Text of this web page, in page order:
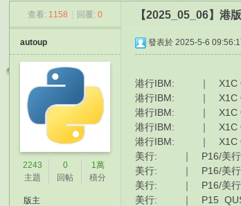
记
本
查看: 1158 回覆: 0 【2025_05_06】港
autoup
2243
主題
0
回帖
1萬
積分
版主
發表於 2025-5-6
港行IBM: ｜ X1C
港行IBM: ｜ X1C
港行IBM: ｜ X1C
港行IBM: ｜ X1C
港行IBM: ｜ X1C G13
美行: ｜ P16/美行
美行: ｜ P16/美行
美行: ｜ P16/美行
美行: ｜ P15 QUS